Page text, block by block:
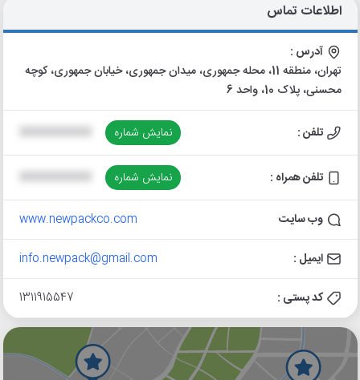
اطلاعات تماس
آدرس :
تهران، منطقه 11، محله جمهوری، میدان جمهوری، خیابان جمهوری، کوچه
محسنی، پلاک 10، واحد 6
تلفن : نمایش شماره
تلفن همراه : نمایش شماره
وب سایت www.newpackco.com
ایمیل : info.newpack@gmail.com
کد پستی : 1311915547